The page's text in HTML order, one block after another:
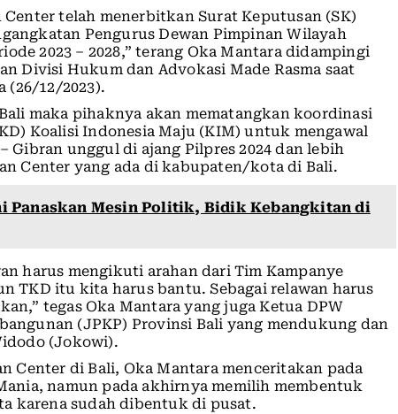
Center telah menerbitkan Surat Keputusan (SK)
Pengurus Dewan Pimpinan Wilayah
2023 – 2028,” terang Oka Mantara didampingi
Divisi Hukum dan Advokasi Made Rasma saat
(26/12/2023).
maka pihaknya akan mematangkan koordinasi
Koalisi Indonesia Maju (KIM) untuk mengawal
Gibran unggul di ajang Pilpres 2024 dan lebih
Center yang ada di kabupaten/kota di Bali.
Panaskan Mesin Politik, Bidik Kebangkitan di
harus mengikuti arahan dari Tim Kampanye
TKD itu kita harus bantu. Sebagai relawan harus
tegas Oka Mantara yang juga Ketua DPW
(JPKP) Provinsi Bali yang mendukung dan
(Jokowi).
Center di Bali, Oka Mantara menceritakan pada
namun pada akhirnya memilih membentuk
karena sudah dibentuk di pusat.